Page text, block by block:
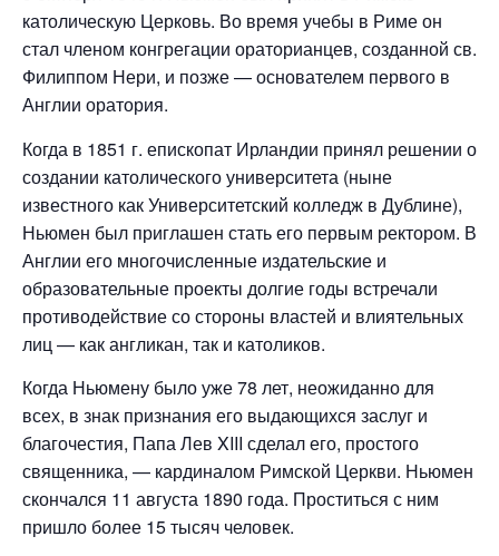
католическую Церковь. Во время учебы в Риме он
стал членом конгрегации ораторианцев, созданной св.
Филиппом Нери, и позже — основателем первого в
Англии оратория.
Когда в 1851 г. епископат Ирландии принял решении о
создании католического университета (ныне
известного как Университетский колледж в Дублине),
Ньюмен был приглашен стать его первым ректором. В
Англии его многочисленные издательские и
образовательные проекты долгие годы встречали
противодействие со стороны властей и влиятельных
лиц — как англикан, так и католиков.
Когда Ньюмену было уже 78 лет, неожиданно для
всех, в знак признания его выдающихся заслуг и
благочестия, Папа Лев XIII сделал его, простого
священника, — кардиналом Римской Церкви. Ньюмен
скончался 11 августа 1890 года. Проститься с ним
пришло более 15 тысяч человек.